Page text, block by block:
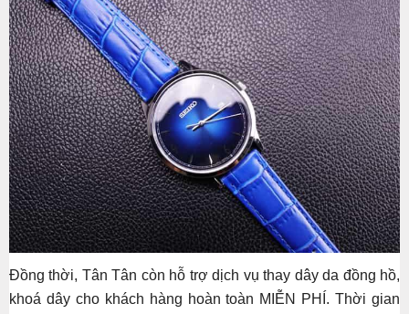
Đồng thời, Tân Tân còn hỗ trợ dịch vụ thay dây da đồng hồ,
khoá dây cho khách hàng hoàn toàn MIỄN PHÍ. Thời gian